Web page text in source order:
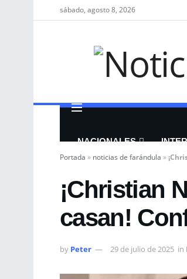
sábado, agosto 8, 2026
NACIONALES
Portada » noticias de farándula »
¡Christian
casan!
by Peter 29 de julio de 2025 in